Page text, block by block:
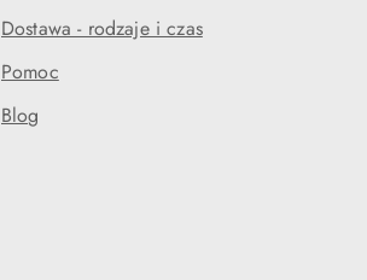
Dostawa - rodzaje i czas
Pomoc
Blog